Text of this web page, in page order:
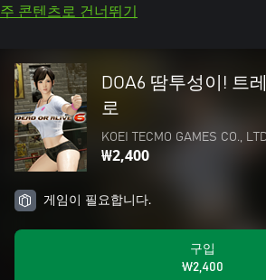
주 콘텐츠로 건너뛰기
DOA6 땀투성이! 트
로
KOEI TECMO GAMES CO.,
₩2,400
게임이 필요합니다.
구입
₩2,400